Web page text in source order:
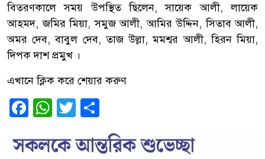
বিতরণকালে সময় উপস্থিত ছিলেন, সায়েক আলী, লায়েক
আহমদ, জমির মিয়া, সমুজ আলী, আমির উদ্দিন, সিতাব আলী,
অমর দেব, বাবুল দেব, তাজ উল্লা, মমশ্বর আলী, হিরন মিয়া,
দিপক দাশ প্রমুখ ।
এখানে ক্লিক করে শেয়ার করুণ
Facebook
WhatsApp
Twitter